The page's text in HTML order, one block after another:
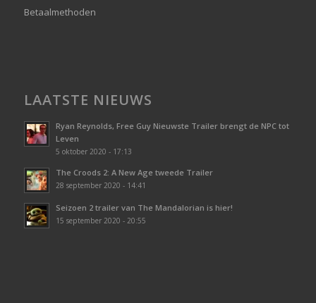
Betaalmethoden
LAATSTE NIEUWS
Ryan Reynolds, Free Guy Nieuwste Trailer brengt de NPC tot
Leven
5 oktober 2020 - 17:13
The Croods 2: A New Age tweede Trailer
28 september 2020 - 14:41
Seizoen 2 trailer van The Mandalorian is hier!
15 september 2020 - 20:55